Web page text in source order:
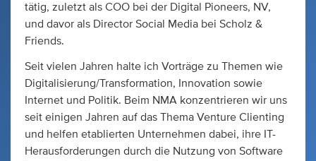
tätig, zuletzt als COO bei der Digital Pioneers, NV,
und davor als Director Social Media bei Scholz &
Friends.
Seit vielen Jahren halte ich Vorträge zu Themen wie
Digitalisierung/Transformation, Innovation sowie
Internet und Politik. Beim NMA konzentrieren wir uns
seit einigen Jahren auf das Thema Venture Clienting
und helfen etablierten Unternehmen dabei, ihre IT-
Herausforderungen durch die Nutzung von Software